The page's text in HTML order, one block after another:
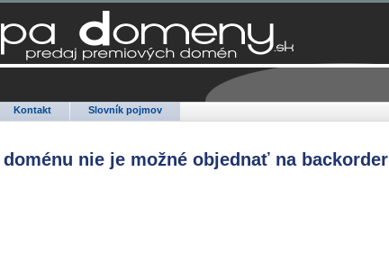
Kontakt Slovník pojmov
nie je možné objednať na backorder